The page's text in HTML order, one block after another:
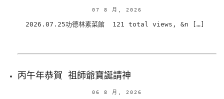
07 8 月, 2026
2026.07.25功德林素菜館 121 total views, &n […]
丙午年恭賀 祖師爺寶誕請神
06 8 月, 2026